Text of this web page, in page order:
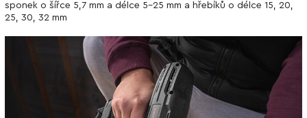
sponek o šířce 5,7 mm a délce 5-25 mm a hřebíků o délce 15, 20,
25, 30, 32 mm